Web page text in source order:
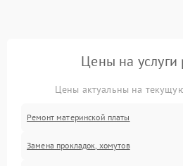
Цены на услуги
Цены актуальны на
Ремонт материнской платы
Замена прокладок, хомутов